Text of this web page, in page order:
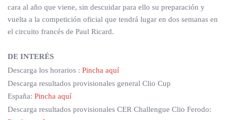
cara al año que viene, sin descuidar para ello su preparación y
vuelta a la competición oficial que tendrá lugar en dos semanas en
el circuito francés de Paul Ricard.
DE INTERÉS
Descarga los horarios : Pincha aquí
Descarga resultados provisionales general Clio Cup
España: Pincha aquí
Descarga resultados provisionales CER Challengue Clio Ferodo: